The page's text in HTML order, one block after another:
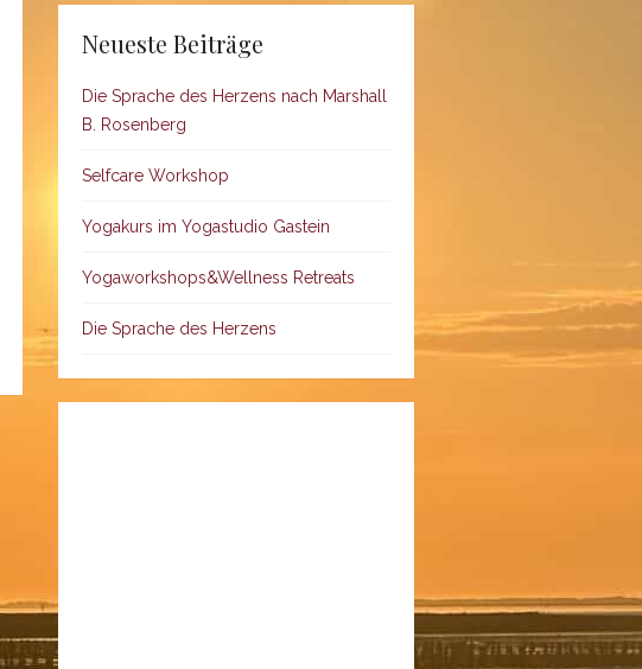
Neueste Beiträge
Die Sprache des Herzens nach Marshall
B. Rosenberg
Selfcare Workshop
Yogakurs im Yogastudio Gastein
Yogaworkshops&Wellness Retreats
Die Sprache des Herzens